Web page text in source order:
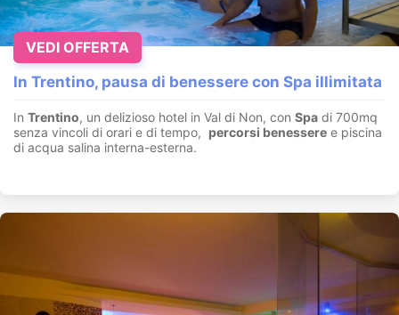
In Trentino, pausa di benessere con Spa illimitata
In Trentino, un delizioso hotel in Val di Non, con Spa di 700mq
senza vincoli di orari e di tempo, percorsi benessere e piscina
di acqua salina interna-esterna.
VEDI OFFERTA